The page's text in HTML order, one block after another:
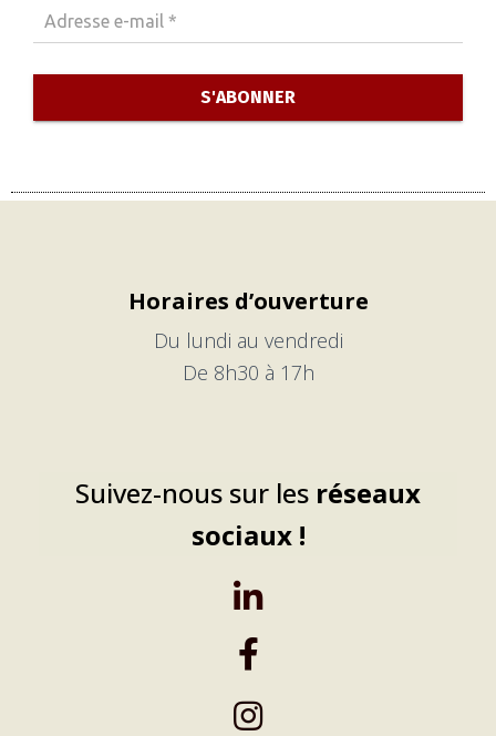
Horaires d’ouverture
Du lundi au vendredi
De 8h30 à 17h
Suivez-nous sur les réseaux
sociaux !